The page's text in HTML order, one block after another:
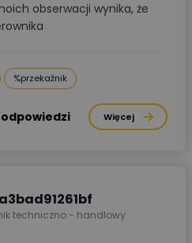
obserwacji wynika, że
%przekaźnik
odpowiedzi Więcej
techniczno - handlowy